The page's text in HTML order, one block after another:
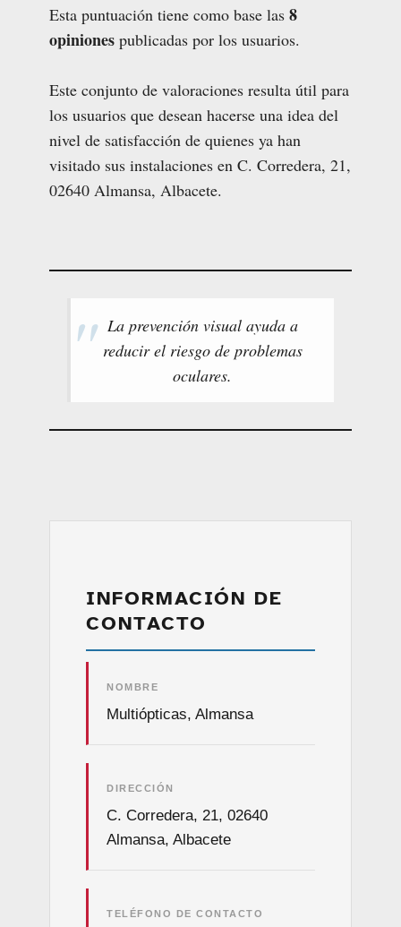
Esta puntuación tiene como base las 8
opiniones publicadas por los usuarios.
Este conjunto de valoraciones resulta útil para
los usuarios que desean hacerse una idea del
nivel de satisfacción de quienes ya han
visitado sus instalaciones en C. Corredera, 21,
02640 Almansa, Albacete.
La prevención visual ayuda a
reducir el riesgo de problemas
oculares.
INFORMACIÓN DE
CONTACTO
NOMBRE
Multiópticas, Almansa
DIRECCIÓN
C. Corredera, 21, 02640
Almansa, Albacete
TELÉFONO DE CONTACTO